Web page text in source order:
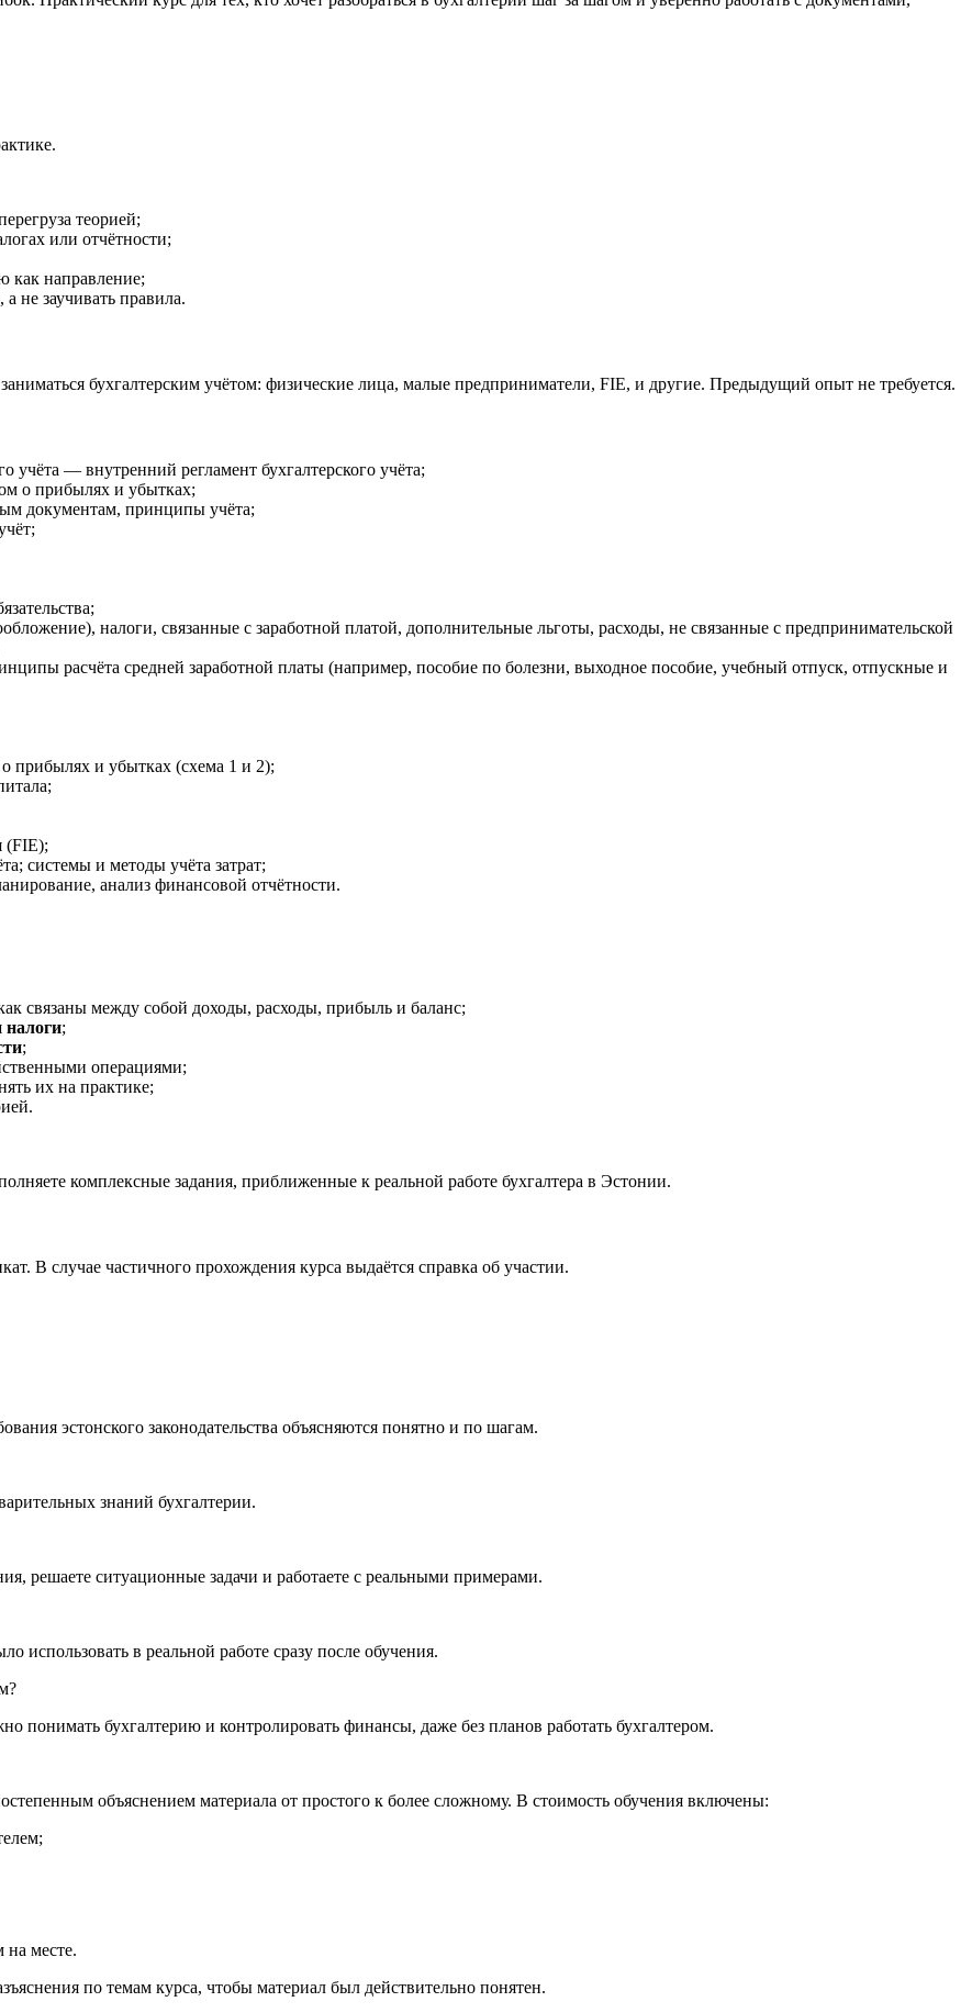
теорией;
или отчётности;
как направление;
, а не заучивать правила.
бухгалтерским учётом: физические лица, малые предприниматели, FIE, и другие. Предыдущий опыт не требуется.
учёта — внутренний регламент бухгалтерского учёта;
о прибылях и убытках;
документам, принципы учёта;
налоги, связанные с заработной платой, дополнительные льготы, расходы, не связанные с предпринимательской
расчёта средней заработной платы (например, пособие по болезни, выходное пособие, учебный отпуск, отпускные и
о прибылях и убытках (схема 1 и 2);
(FIE);
системы и методы учёта затрат;
анализ финансовой отчётности.
связаны между собой доходы, расходы, прибыль и баланс;
;
;
операциями;
их на практике;
комплексные задания, приближенные к реальной работе бухгалтера в Эстонии.
В случае частичного прохождения курса выдаётся справка об участии.
эстонского законодательства объясняются понятно и по шагам.
знаний бухгалтерии.
решаете ситуационные задачи и работаете с реальными примерами.
использовать в реальной работе сразу после обучения.
понимать бухгалтерию и контролировать финансы, даже без планов работать бухгалтером.
объяснением материала от простого к более сложному. В стоимость обучения включены:
на месте.
по темам курса, чтобы материал был действительно понятен.